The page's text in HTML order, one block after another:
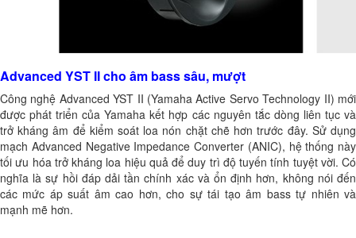
Advanced YST II cho âm bass sâu, mượt
Công nghệ Advanced YST II (Yamaha Active Servo Technology II) mới
được phát triển của Yamaha kết hợp các nguyên tắc dòng liên tục và
trở kháng âm để kiểm soát loa nón chặt chẽ hơn trước đây. Sử dụng
mạch Advanced Negative Impedance Converter (ANIC), hệ thống này
tối ưu hóa trở kháng loa hiệu quả để duy trì độ tuyến tính tuyệt vời. Có
nghĩa là sự hồi đáp dải tần chính xác và ổn định hơn, không nói đến
các mức áp suất âm cao hơn, cho sự tái tạo âm bass tự nhiên và
mạnh mẽ hơn.